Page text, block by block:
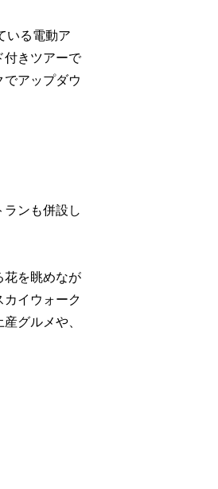
いる電動ア
付きツアーで
アップダウ
ンも併設し
花を眺めなが
イウォーク
グルメや、